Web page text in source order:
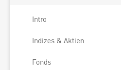
Intro
Indizes & Aktien
Fonds